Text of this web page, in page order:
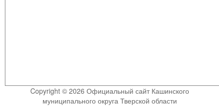
Copyright © 2026 Официальный сайт Кашинского
муниципального округа Тверской области